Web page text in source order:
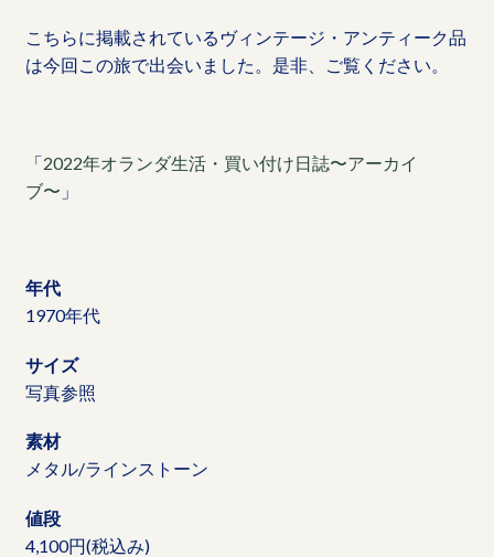
こちらに掲載されているヴィンテージ・アンティーク品
は今回この旅で出会いました。是非、ご覧ください。
「2022年オランダ生活・買い付け日誌〜アーカイ
ブ〜 」
年代
1970年代
サイズ
写真参照
素材
メタル/ラインストーン
値段
4,100円(税込み)